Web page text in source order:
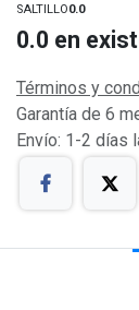
SALTILLO0.0
0.0 en
Términos y
Garantía de 6
Envío: 1-2 días